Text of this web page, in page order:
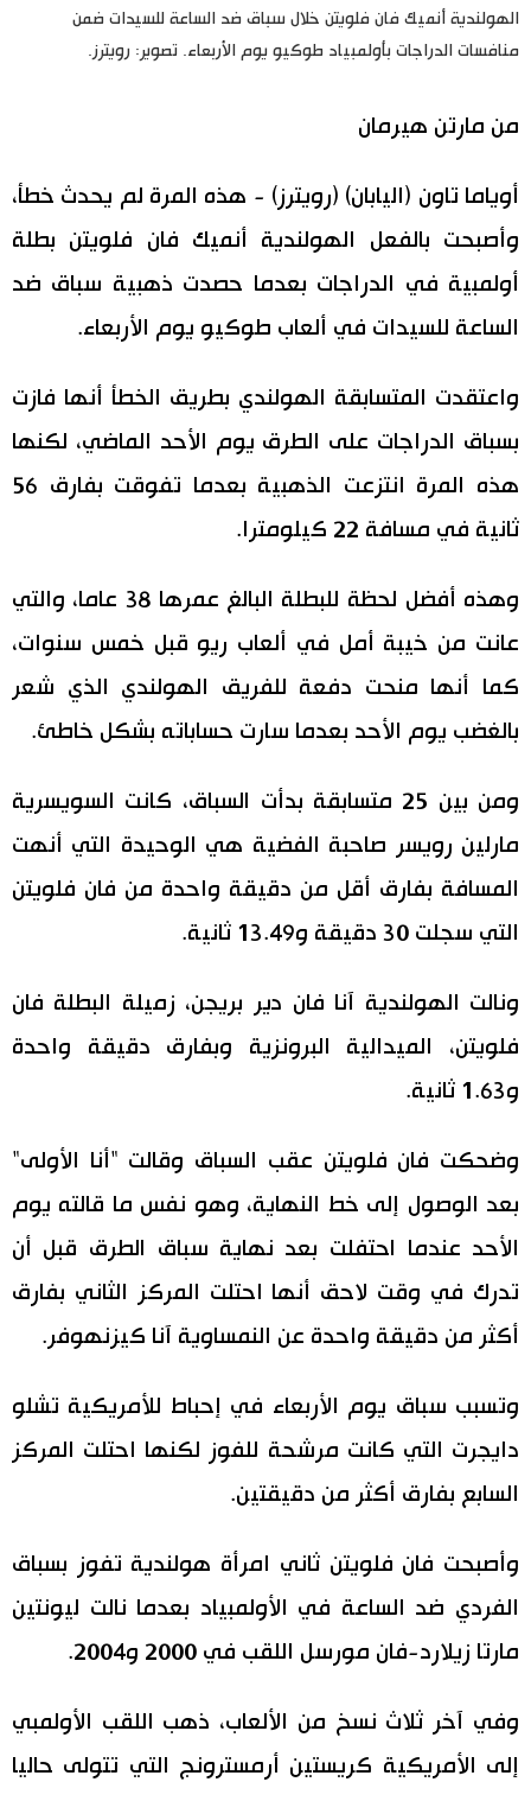
أشخاص
تجارب وآراء
سياسة
اقتصاد
مجتمع
ثقافة
لايف ستايل
طوكيو
إعلان
اللغة اليابانية
موسوعة اليابان
هو وهي
المطبخ الياباني
تواصل معنا
الهولندية أنميك فان فلويتن خلال سباق ضد الساعة للسيدات ضمن
منافسات الدراجات بأولمبياد طوكيو يوم الأربعاء. تصوير: رويترز.
من مارتن هيرمان
أوياما تاون (اليابان) (رويترز) - هذه المرة لم يحدث خطأ،
وأصبحت بالفعل الهولندية أنميك فان فلويتن بطلة
أولمبية في الدراجات بعدما حصدت ذهبية سباق ضد
الساعة للسيدات في ألعاب طوكيو يوم الأربعاء.
واعتقدت المتسابقة الهولندي بطريق الخطأ أنها فازت
بسباق الدراجات على الطرق يوم الأحد الماضي، لكنها
هذه المرة انتزعت الذهبية بعدما تفوقت بفارق 56
ثانية في مسافة 22 كيلومترا.
وهذه أفضل لحظة للبطلة البالغ عمرها 38 عاما، والتي
عانت من خيبة أمل في ألعاب ريو قبل خمس سنوات،
كما أنها منحت دفعة للفريق الهولندي الذي شعر
بالغضب يوم الأحد بعدما سارت حساباته بشكل خاطئ.
ومن بين 25 متسابقة بدأت السباق، كانت السويسرية
مارلين رويسر صاحبة الفضية هي الوحيدة التي أنهت
المسافة بفارق أقل من دقيقة واحدة من فان فلويتن
التي سجلت 30 دقيقة و13.49 ثانية.
ونالت الهولندية آنا فان دير بريجن، زميلة البطلة فان
فلويتن، الميدالية البرونزية وبفارق دقيقة واحدة
و1.63 ثانية.
وضحكت فان فلويتن عقب السباق وقالت "أنا الأولى"
بعد الوصول إلى خط النهاية، وهو نفس ما قالته يوم
الأحد عندما احتفلت بعد نهاية سباق الطرق قبل أن
تدرك في وقت لاحق أنها احتلت المركز الثاني بفارق
أكثر من دقيقة واحدة عن النمساوية آنا كيزنهوفر.
وتسبب سباق يوم الأربعاء في إحباط للأمريكية تشلو
دايجرت التي كانت مرشحة للفوز لكنها احتلت المركز
السابع بفارق أكثر من دقيقتين.
وأصبحت فان فلويتن ثاني امرأة هولندية تفوز بسباق
الفردي ضد الساعة في الأولمبياد بعدما نالت ليونتين
مارتا زيلارد-فان مورسل اللقب في 2000 و2004.
وفي آخر ثلاث نسخ من الألعاب، ذهب اللقب الأولمبي
إلى الأمريكية كريستين أرمسترونج التي تتولى حاليا